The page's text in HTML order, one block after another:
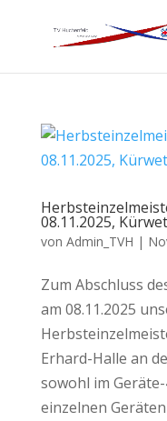
08.11.2025,
von Admin_TVH |
Zum Abschluss
am 08.11.2025
Erhard-Halle an
sowohl im
einzelnen